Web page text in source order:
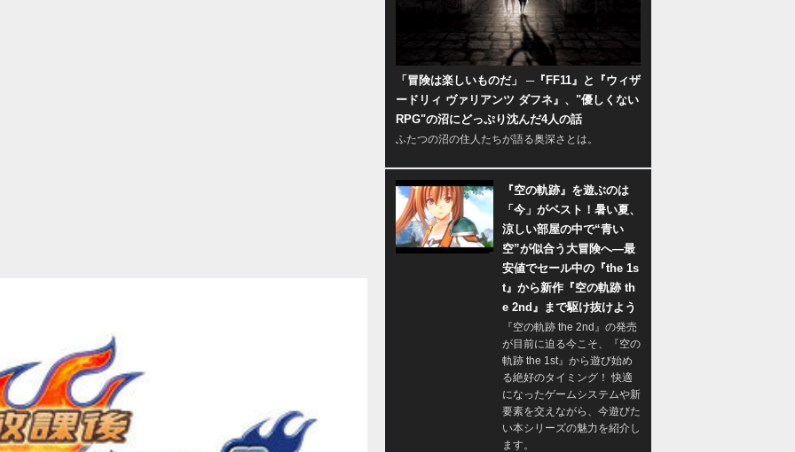
「冒険は楽しいものだ」 ─『FF11』と『ウィザ
ードリィ ヴァリアンツ ダフネ』、"優しくない
RPG"の沼にどっぷり沈んだ4人の話
ふたつの沼の住人たちが語る奥深さとは。
『空の軌跡』を遊ぶのは
「今」がベスト！暑い夏、
涼しい部屋の中で“青い
空”が似合う大冒険へ―最
安値でセール中の『the 1s
t』から新作『空の軌跡 th
e 2nd』まで駆け抜けよう
『空の軌跡 the 2nd』の発売
が目前に迫る今こそ、『空の
軌跡 the 1st』から遊び始め
る絶好のタイミング！ 快適
になったゲームシステムや新
要素を交えながら、今遊びた
い本シリーズの魅力を紹介し
ます。